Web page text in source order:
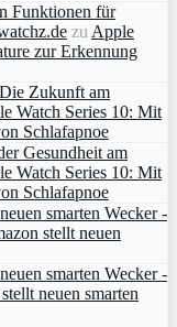
Funktionen für
zu Apple
zur Erkennung
Zukunft am
Watch Series 10: Mit
Schlafapnoe
Gesundheit am
Watch Series 10: Mit
Schlafapnoe
smarten Wecker -
stellt neuen
smarten Wecker -
neuen smarten